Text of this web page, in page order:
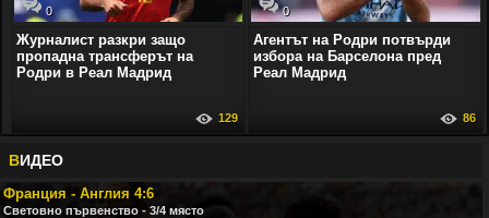
0
Журналист разкри защо
пропадна трансферът на
Родри в Реал Мадрид
129
0
Агентът на Родри потвърди
избора на Барселона пред
Реал Мадрид
86
ВИДЕО
Франция - Англия 4:6
Световно първенство - 3/4 място